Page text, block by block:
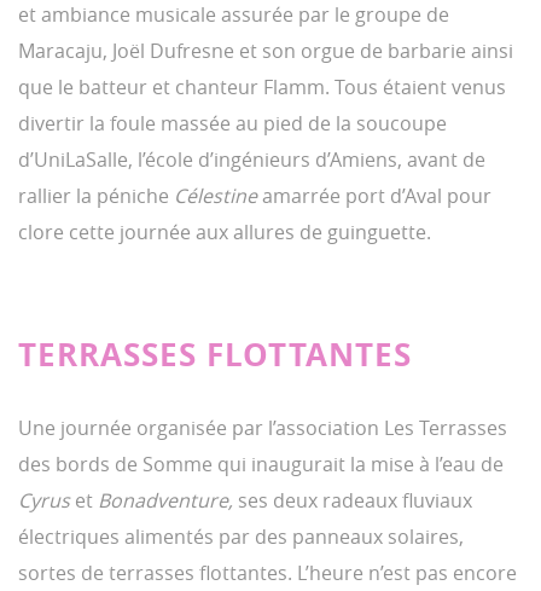
et ambiance musicale assurée par le groupe de
Maracaju, Joël Dufresne et son orgue de barbarie ainsi
que le batteur et chanteur Flamm. Tous étaient venus
divertir la foule massée au pied de la soucoupe
d’UniLaSalle, l’école d’ingénieurs d’Amiens, avant de
rallier la péniche Célestineamarrée port d’Aval pour
clore cette journée aux allures de guinguette.
TERRASSES FLOTTANTES
Une journée organisée par l’association Les Terrasses
des bords de Somme qui inaugurait la mise à l’eau de
Cyruset Bonadventure, ses deux radeaux fluviaux
électriques alimentés par des panneaux solaires,
sortes de terrasses flottantes. L’heure n’est pas encore